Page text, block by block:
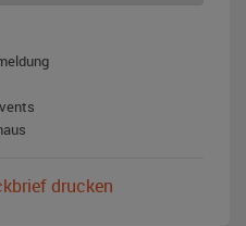
drucken